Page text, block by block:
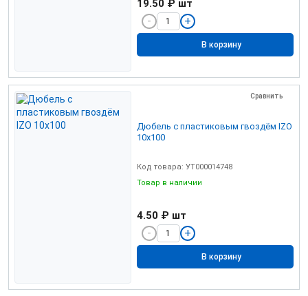
19.50 ₽ шт
В корзину
Сравнить
Дюбель с пластиковым гвоздём IZO
10х100
Код товара: УТ000014748
Товар в наличии
4.50 ₽ шт
В корзину